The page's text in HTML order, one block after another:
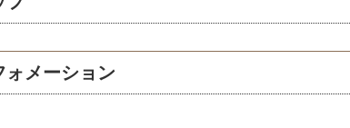
ォメーション